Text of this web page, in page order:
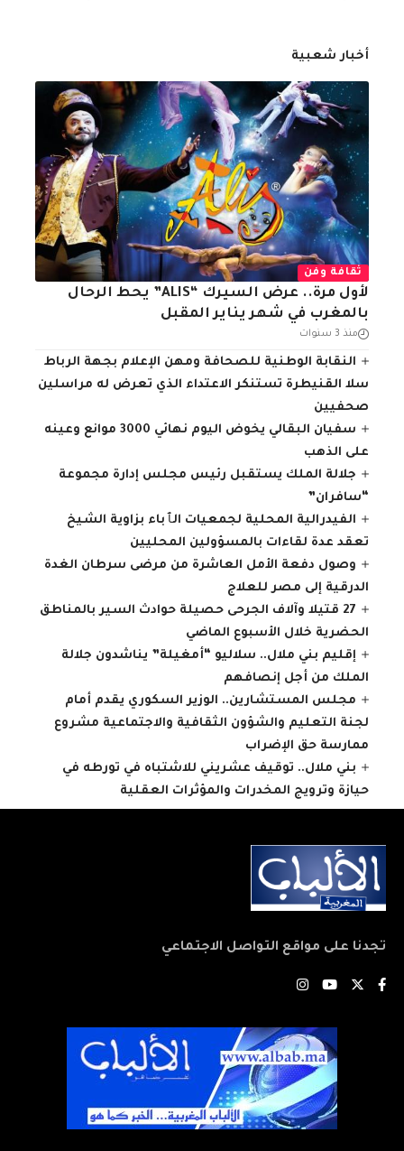
أخبار شعبية
ثقافة وفن
لأول مرة.. عرض السيرك “ALIS” يحط الرحال
بالمغرب في شهر يناير المقبل
منذ 3 سنوات
النقابة الوطنية للصحافة ومهن الإعلام بجهة الرباط
سلا القنيطرة تستنكر الاعتداء الذي تعرض له مراسلين
صحفيين
سفيان البقالي يخوض اليوم نهائي 3000 موانع وعينه
على الذهب
جلالة الملك يستقبل رئيس مجلس إدارة مجموعة
“سافران”
الفيدرالية المحلية لجمعيات الٱباء بزاوية الشيخ
تعقد عدة لقاءات بالمسؤولين المحليين
وصول دفعة الأمل العاشرة من مرضى سرطان الغدة
الدرقية إلى مصر للعلاج
27 قتيلا وآلاف الجرحى حصيلة حوادث السير بالمناطق
الحضرية ‏خلال الأسبوع الماضي
إقليم بني ملال.. سلاليو “أمغيلة” يناشدون جلالة
الملك من أجل إنصافهم
مجلس المستشارين.. الوزير السكوري يقدم أمام
لجنة التعليم والشؤون الثقافية والاجتماعية مشروع
ممارسة حق الإضراب
بني ملال.. توقيف عشريني للاشتباه في تورطه في
حيازة وترويج المخدرات والمؤثرات العقلية
تجدنا على مواقع التواصل الاجتماعي